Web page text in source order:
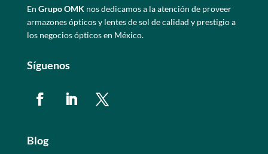
En Grupo OMKnos dedicamos a la atención de proveer
armazones ópticos y lentes de sol de calidad y prestigio a
los negocios ópticos en México.
Síguenos
Blog